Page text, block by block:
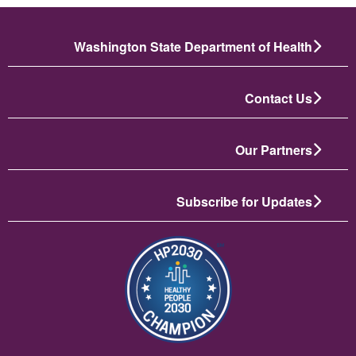
Washington State Department of Health
Contact Us
Our Partners
Subscribe for Updates
תמונה